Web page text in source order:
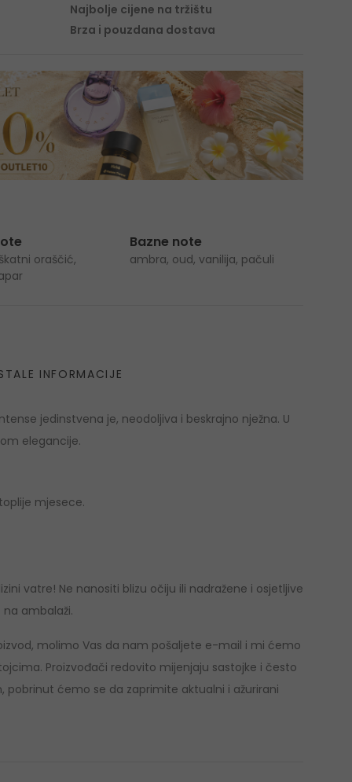
Najbolje cijene na tržištu
Brza i pouzdana dostava
oraščić,
Bazne note
ambra, oud, vanilija, pačuli
jedinstvena je, neodoljiva i beskrajno nježna. U
elegancije.
mjesece.
vatre! Ne nanositi blizu očiju ili nadražene i osjetljive
ambalaži.
molimo Vas da nam pošaljete e-mail i mi ćemo
Proizvođači redovito mijenjaju sastojke i često
pobrinut ćemo se da zaprimite aktualni i ažurirani
INFORMACIJE